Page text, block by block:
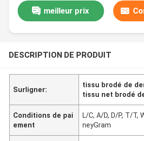
meilleur prix
DESCRIPTION DE PRODUIT
Surligner:
tissu brodé de
tissu net brodé
Conditions de pai
ement
L/C, A/D, D/P, T/T,
neyGram